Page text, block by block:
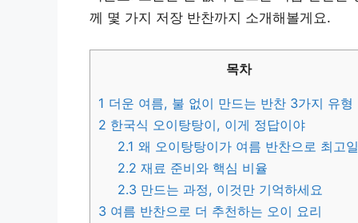
께 몇 가지 저장 반찬까지 소개해볼게요.
목차
1 더운 여름, 불 없이 만드는 반찬 3가지 유형
2 한국식 오이탕탕이, 이게 정답이야
2.1 왜 오이탕탕이가 여름 반찬으로 최고
2.2 재료 준비와 핵심 비율
2.3 만드는 과정, 이것만 기억하세요
3 여름 반찬으로 더 추천하는 오이 요리